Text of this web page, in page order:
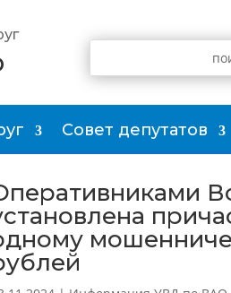
Совет депутатов